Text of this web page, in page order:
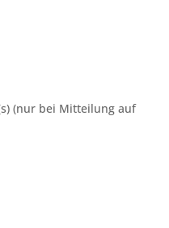
(nur bei Mitteilung auf